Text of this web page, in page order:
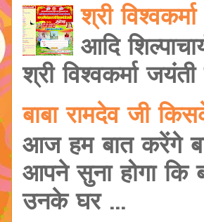
श्री
आदि
श्री विश्वकर्मा
बाबा रामदेव जी
आज हम बात करेंगे
आपने सुना होगा कि
उनके घर ...